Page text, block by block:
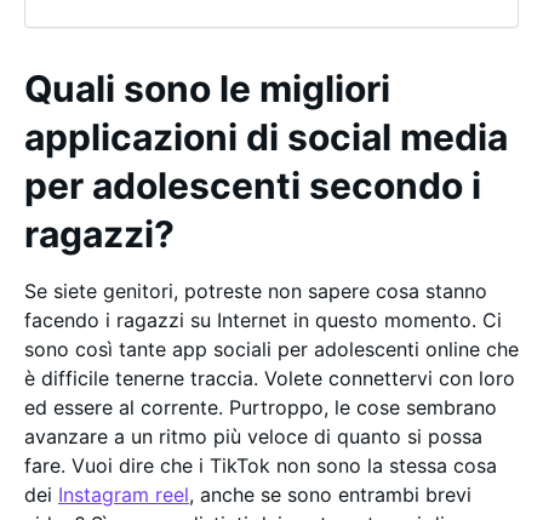
Quali sono le migliori
applicazioni di social media
per adolescenti secondo i
ragazzi?
Se siete genitori, potreste non sapere cosa stanno
facendo i ragazzi su Internet in questo momento. Ci
sono così tante app sociali per adolescenti online che
è difficile tenerne traccia. Volete connettervi con loro
ed essere al corrente. Purtroppo, le cose sembrano
avanzare a un ritmo più veloce di quanto si possa
fare. Vuoi dire che i TikTok non sono la stessa cosa
dei Instagram reel, anche se sono entrambi brevi